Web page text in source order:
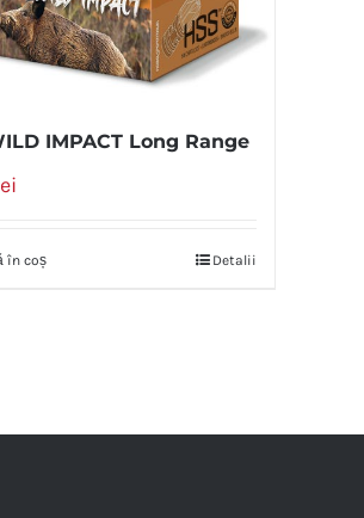
IMPACT Long Range
în coș Detalii